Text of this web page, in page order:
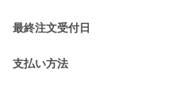
最終注文受付日
支払い方法